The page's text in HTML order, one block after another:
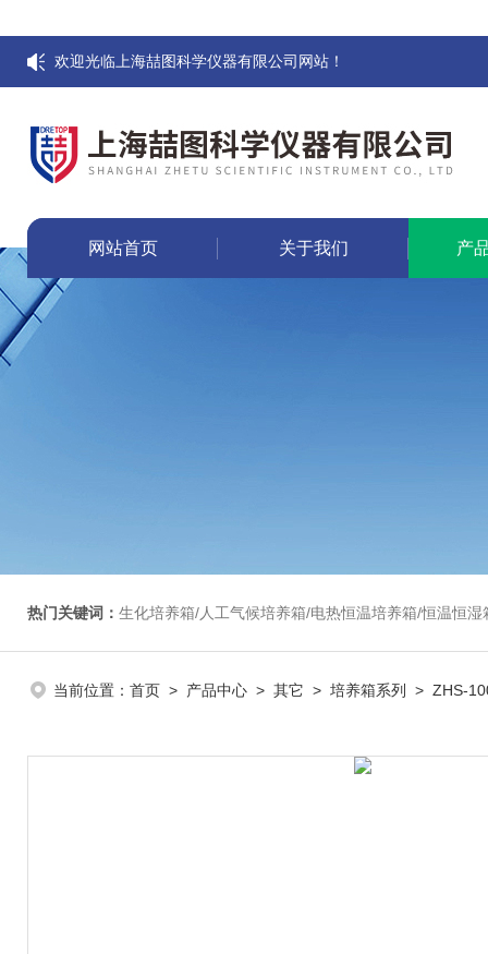
欢迎光临上海喆图科学仪器有限公司网站！
网站首页 关于我们 产
热门关键词： 生化培养箱/人工气候培养箱/电热恒温培养箱/恒温恒湿箱/光照培养箱/二氧化碳培养箱
当前位置： 首页 > 产品中心 > 其它 > 培养箱系列 > ZHS-